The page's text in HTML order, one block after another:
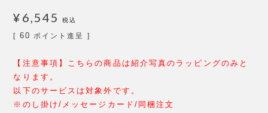
¥ 6,545 税込
[ 60 ポイント進呈 ]
【注意事項】こちらの商品は紹介写真のラッピングのみと
なります。
以下のサービスは対象外です。
※のし掛け/メッセージカード/同梱注文